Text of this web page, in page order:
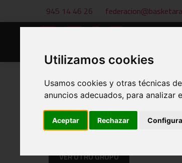
Utilizamos cookies
Usamos cookies y otras técnicas
anuncios adecuados, para
Aceptar Rechazar
945 14 46 26
CLASIFICACIONES A 08
VER OTRO GRUPO